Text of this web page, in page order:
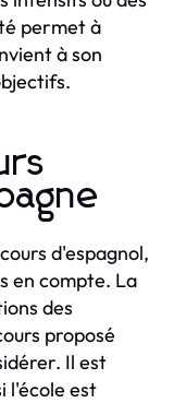
permet à
à son
d'espagnol,
en compte. La
des
proposé
Il est
l'école est